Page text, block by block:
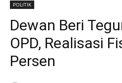
POLITIK
Dewan Beri
OPD, Realisasi
Persen